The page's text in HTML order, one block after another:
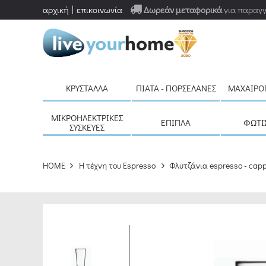
Δωρεάν μεταφορικάγια
αρχική επικοινωνία
ΚΡΎΣΤΑΛΛΑ ΠΙΆΤΑ - ΠΟΡΣΕΛΆΝΕΣ
ΜΙΚΡΟΗΛΕΚΤΡΙΚΈΣ
ΣΥΣΚΕΥΈΣ
ΈΠΙΠΛΑ
HOME H τέχνη του Espresso Φλυτζάνια espresso -